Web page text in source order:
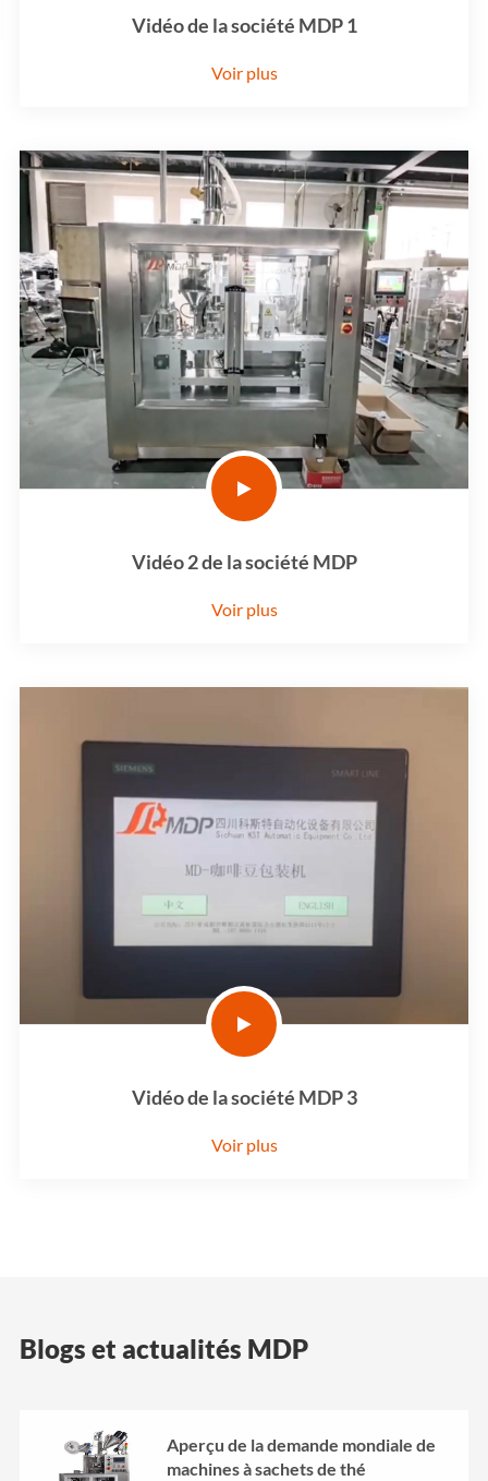
Vidéo de la société MDP 1
Voir plus
Vidéo 2 de la société MDP
Voir plus
Vidéo de la société MDP 3
Voir plus
Blogs et actualités MDP
Aperçu de la demande mondiale de
machines à sachets de thé